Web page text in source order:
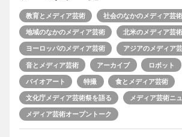
教育とメディア芸術 社会のなかのメディア芸術
地域のなかのメディア芸術 北米のメディア芸術
ヨーロッパのメディア芸術 アジアのメディア
音とメディア芸術 アーカイブ ロボット
バイオアート 特撮 食とメディア芸術
文化庁メディア芸術祭を語る メディア芸術ニ
メディア芸術オープントーク